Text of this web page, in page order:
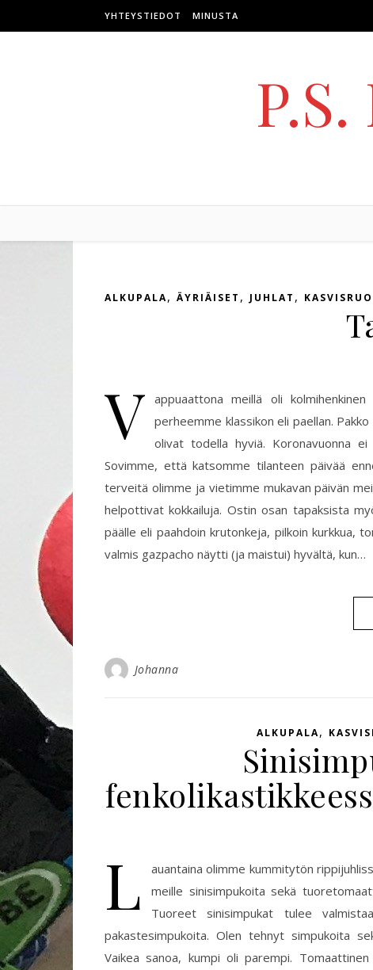
YHTEYSTIEDOT MINUSTA
ALKUPALA, ÄYRIÄISET , JUHLAT ,
V appuaattona meillä oli
perheemme klassikon eli paellan.
olivat todella hyviä. Koronavuonna
Sovimme, että katsomme tilanteen päivää
terveitä olimme ja vietimme mukavan päivän
helpottivat kokkailuja. Ostin osan tapaksista
päälle eli paahdoin krutonkeja, pilkoin kurkkua,
valmis gazpacho näytti (ja maistui) hyvältä, kun…
Johanna
ALKUPALA,
L
auantaina olimme kummitytön
meille sinisimpukoita sekä
Tuoreet sinisimpukat tulee
pakastesimpukoita. Olen tehnyt simpukoita
Vaikea sanoa, kumpi oli parempi.